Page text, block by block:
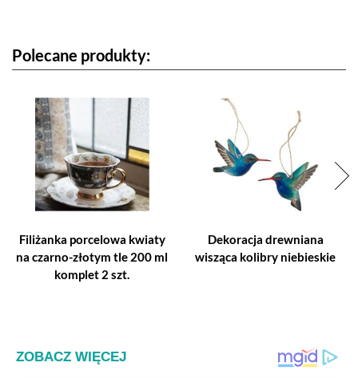
Polecane produkty:
Filiżanka porcelowa kwiaty
na czarno-złotym tle 200 ml
komplet 2 szt.
Dekoracja drewniana
wisząca kolibry niebieskie